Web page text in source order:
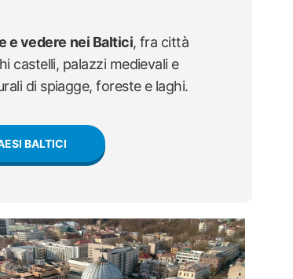
e vedere nei Baltici, fra città
castelli, palazzi medievali e
di spiagge, foreste e laghi.
BALTICI